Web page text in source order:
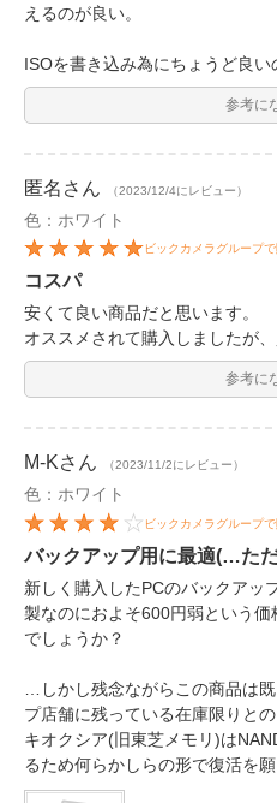
えるのが良い。
ISOを書き込み為にちょうど良い
参考に
匿名 さん （2023/12/4にレビュー）
色：ホワイト
ビックカメラグループ
コスパ
安くて良い商品だと思います。
オススメされて購入しましたが
参考に
M-Kさん （2023/11/2にレビュー）
色：ホワイト
ビックカメラグループで
バックアップ用に最適(…た
新しく購入したPCのバックアッ
製なのにおよそ600円弱という
でしょうか？
…しかし残念ながらこの商品は
プ店舗に残っている在庫限りとの
キオクシア(旧東芝メモリ)は
るため何らかしらの形で復活を願